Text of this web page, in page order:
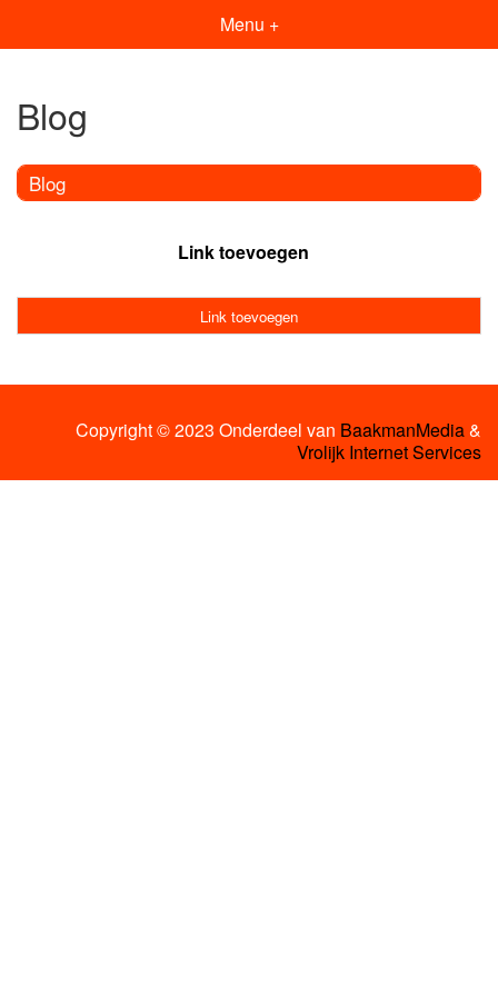
Menu +
Blog
Blog
Link toevoegen
Link toevoegen
Copyright © 2023 Onderdeel van BaakmanMedia&
Vrolijk Internet Services